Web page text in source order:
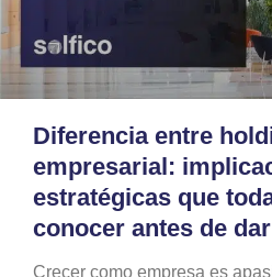
Diferencia entre
empresarial:
estratégicas que
conocer antes de
Crecer como empresa es